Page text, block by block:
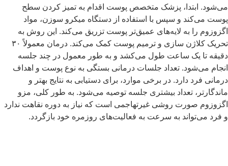
ابتدا، پزشک متخصص پوست اقدام به تمیز کردن سطح
می‌کند و سپس با استفاده از دستگاه میکرو سوزن، مواد
را به لایه‌های عمیق‌تر پوست تزریق می‌کند. این روش به
تحریک کلاژن سازی و ترمیم پوست کمک می‌کند. درمان معمولاً ۳۰
تا یک ساعت طول می‌کشد و به طور معمول در چند جلسه
می‌شود. تعداد جلسات درمانی بستگی به نوع پوست و اهداف
فرد دارد. در برخی موارد، برای دستیابی به نتایج بهتر و
تعداد بیشتری جلسه توصیه می‌شود. به طور کلی، مزو
صورت روشی غیرتهاجمی است که نیاز به دوره نقاهت ندارد
فرد می‌تواند به سرعت به فعالیت‌های روزمره خود بازگردد.